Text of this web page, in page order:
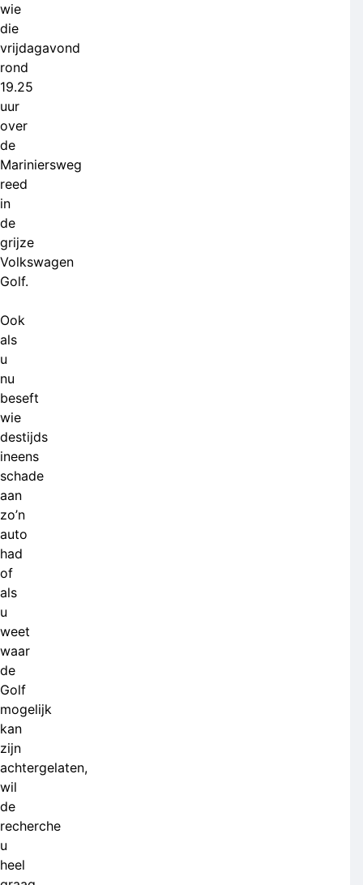
wie
die
vrijdagavond
rond
19.25
uur
over
de
Mariniersweg
reed
in
de
grijze
Volkswagen
Golf.
Ook
als
u
nu
beseft
wie
destijds
ineens
schade
aan
zo’n
auto
had
of
als
u
weet
waar
de
Golf
mogelijk
kan
zijn
achtergelaten,
wil
de
recherche
u
heel